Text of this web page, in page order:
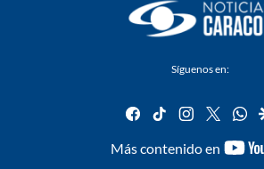
Síguenos en:
facebook
tiktok instagram
twitter
Más contenido en